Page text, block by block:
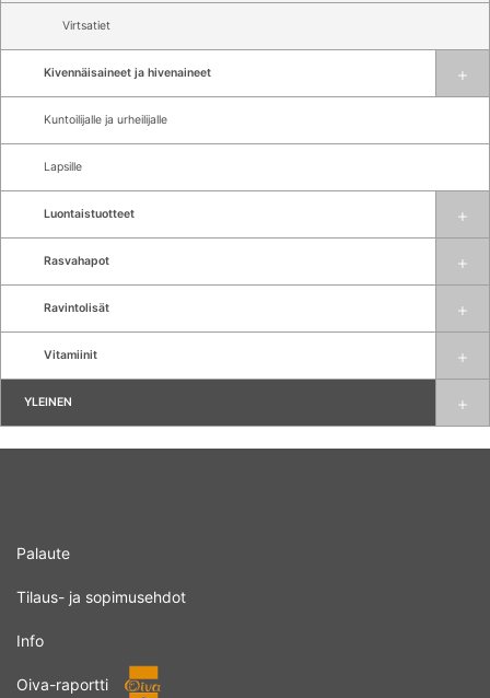
Virtsatiet
Kivennäisaineet ja hivenaineet
Kuntoilijalle ja urheilijalle
Lapsille
Luontaistuotteet
Rasvahapot
Ravintolisät
Vitamiinit
YLEINEN
Palaute
Tilaus- ja sopimusehdot
Info
Oiva-raportti